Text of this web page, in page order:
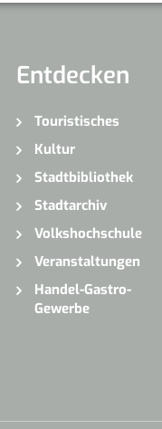
Entdecken
Touristisches
Kultur
Stadtbibliothek
Stadtarchiv
Volkshochschule
Veranstaltungen
Handel-Gastro-
Gewerbe